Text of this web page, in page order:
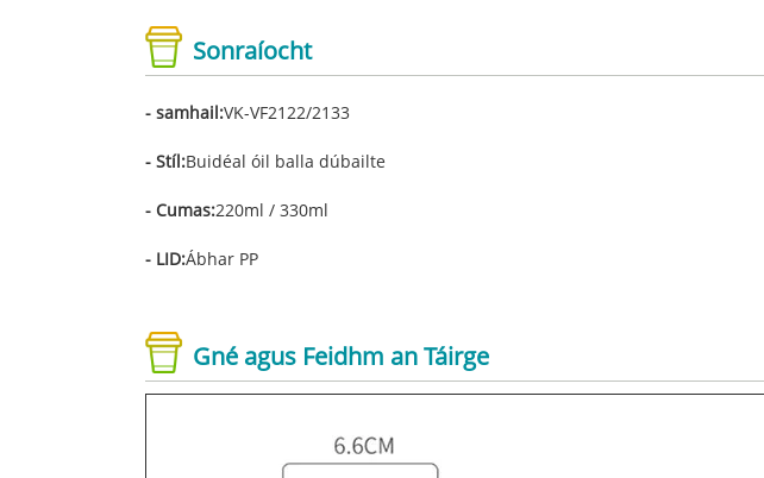
Sonraíocht
- samhail:VK-VF2122/2133
- Stíl:Buidéal óil balla dúbailte
- Cumas:220ml / 330ml
- LID:Ábhar PP
Gné agus Feidhm an Táirge